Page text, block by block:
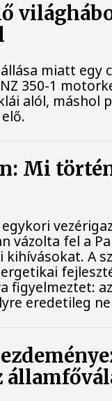
miatt egy
350-1
alól, máshol
Mi
vázolta fel a
A
figyelmeztet:
eredetileg